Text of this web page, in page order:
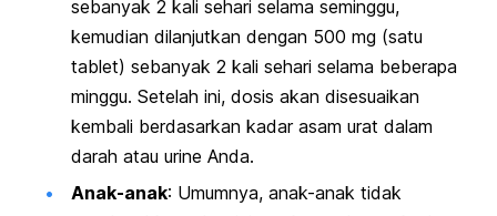
sebanyak 2 kali sehari selama seminggu,
kemudian dilanjutkan dengan 500 mg (satu
tablet) sebanyak 2 kali sehari selama beberapa
minggu. Setelah ini, dosis akan disesuaikan
kembali berdasarkan kadar asam urat dalam
darah atau urine Anda.
Anak-anak: Umumnya, anak-anak tidak